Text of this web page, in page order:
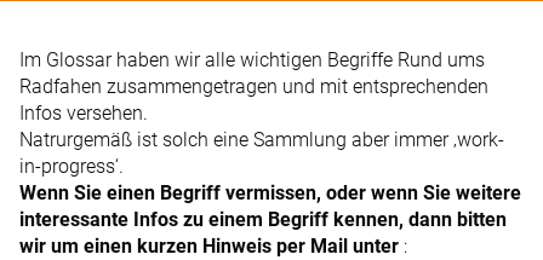
Im Glossar haben wir alle wichtigen Begriffe Rund ums
Radfahen zusammengetragen und mit entsprechenden
Infos versehen.
Natrurgemäß ist solch eine Sammlung aber immer ‚work-
in-progress‘.
Wenn Sie einen Begriff vermissen, oder wenn Sie weitere
interessante Infos zu einem Begriff kennen, dann bitten
wir um einen kurzen Hinweis per Mail unter :